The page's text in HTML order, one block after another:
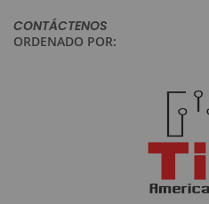
CONTÁCTENOS
ORDENADO POR: